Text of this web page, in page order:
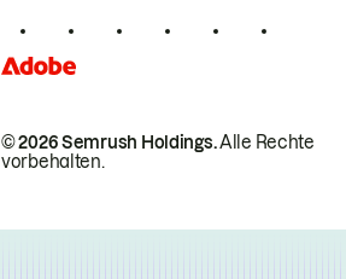
© 2026 Semrush Holdings.Alle Rechte
vorbehalten.